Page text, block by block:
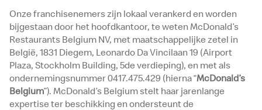
Onze franchisenemers zijn lokaal verankerd en worden
bijgestaan door het hoofdkantoor, te weten McDonald’s
Restaurants Belgium NV, met maatschappelijke zetel in
België, 1831 Diegem, Leonardo Da Vincilaan 19 (Airport
Plaza, Stockholm Building, 5de verdieping), en met als
ondernemingsnummer 0417.475.429 (hierna “McDonald’s
Belgium”). McDonald’s Belgium stelt haar jarenlange
expertise ter beschikking en ondersteunt de